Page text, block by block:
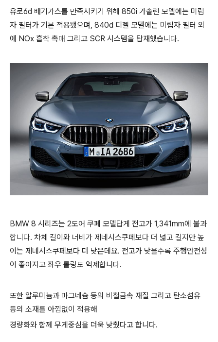
유로6d 배기가스를 만족시키기 위해 850i 가솔린 모델에는 미립
자 필터가 기본 적용됐으며, 840d 디젤 모델에는 미립자 필터 외
에 NOx 흡착 촉매 그리고 SCR 시스템을 탑재했습니다.
BMW 8 시리즈는 2도어 쿠페 모델답게 전고가 1,341mm에 불과
합니다. 차체 길이와 너비가 제네시스쿠페보다 더 넓고 길지만 높
이는 제네시스쿠페보다 더 낮은데요. 전고가 낮을수록 주행안전성
이 좋아지고 좌우 롤링도 억제합니다.
또한 알루미늄과 마그네슘 등의 비철금속 재질 그리고 탄소섬유
등의 소재를 아낌없이 적용해
경량화와 함께 무게중심을 더욱 낮췄다고 합니다.